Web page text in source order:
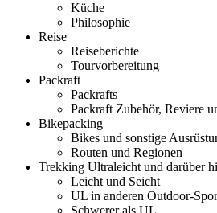
Küche
Philosophie
Reise
Reiseberichte
Tourvorbereitung
Packraft
Packrafts
Packraft Zubehör, Reviere
Bikepacking
Bikes und sonstige
Routen und Regionen
Trekking Ultraleicht und darüber
Leicht und Seicht
UL in anderen Outdoor-